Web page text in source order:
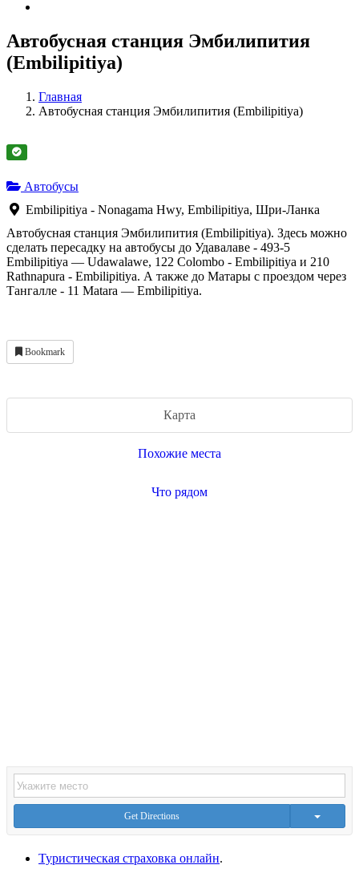
Автобусная станция Эмбилипития
(Embilipitiya)
Главная
Автобусная станция Эмбилипития (Embilipitiya)
Автобусы
Embilipitiya - Nonagama Hwy, Embilipitiya, Шри-Ланка
Автобусная станция Эмбилипития (Embilipitiya). Здесь можно
сделать пересадку на автобусы до Удавалаве - 493-5
Embilipitiya — Udawalawe, 122 Colombo - Embilipitiya и 210
Rathnapura - Embilipitiya. А также до Матары с проездом через
Тангалле - 11 Matara — Embilipitiya.
Bookmark
Карта
Похожие места
Что рядом
Get Directions
Туристическая страховка онлайн.